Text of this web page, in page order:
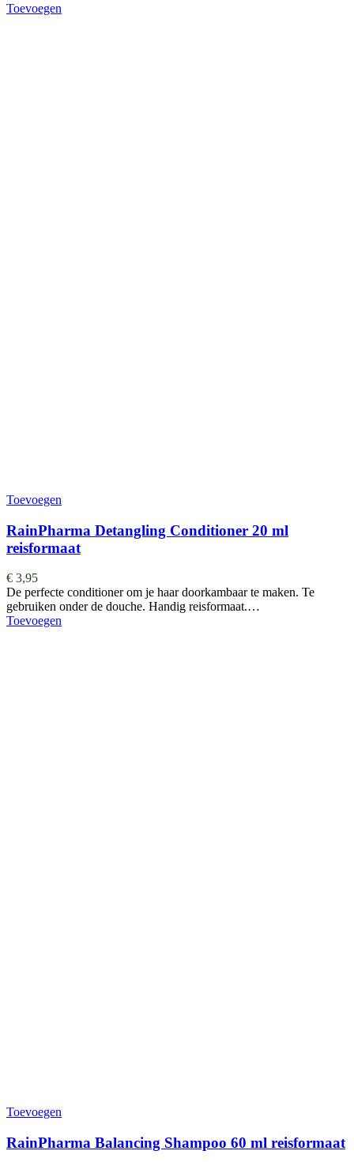
Toevoegen
Toevoegen
RainPharma Detangling Conditioner 20 ml
reisformaat
€ 3,95
De perfecte conditioner om je haar doorkambaar te maken. Te
gebruiken onder de douche. Handig reisformaat.…
Toevoegen
Toevoegen
RainPharma Balancing Shampoo 60 ml reisformaat